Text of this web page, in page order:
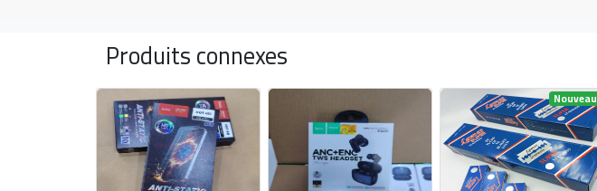
Produits connexes
Nouveau